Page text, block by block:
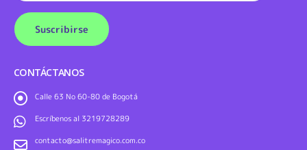
CONTÁCTANOS
Calle 63 No 60-80 de Bogotá
Escríbenos al 3219728289
contacto@salitremagico.com.co